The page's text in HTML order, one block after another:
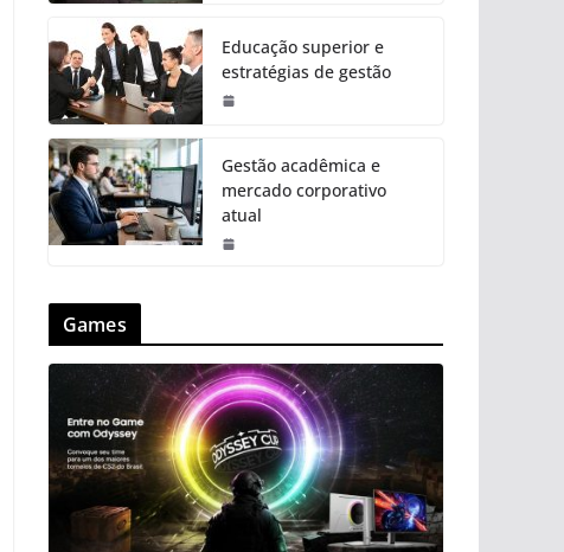
Educação superior e
estratégias de gestão
Gestão acadêmica e
mercado corporativo
atual
Games